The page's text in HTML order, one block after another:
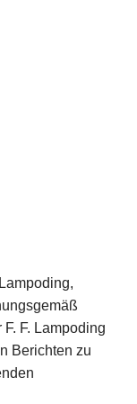
F. Lampoding
Berichten zu